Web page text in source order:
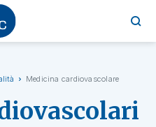
Medicina cardiovascolare